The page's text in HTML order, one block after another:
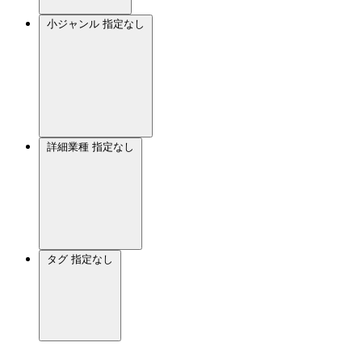
小ジャンル 指定なし
詳細業種 指定なし
タグ 指定なし